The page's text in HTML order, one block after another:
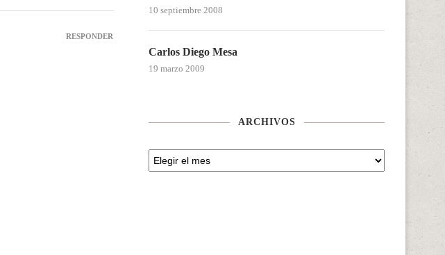
RESPONDER
10 septiembre 2008
Carlos Diego Mesa
19 marzo 2009
ARCHIVOS